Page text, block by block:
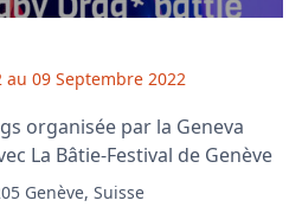
au 09 Septembre 2022
organisée par la Geneva
La Bâtie-Festival de Genève
Genève, Suisse